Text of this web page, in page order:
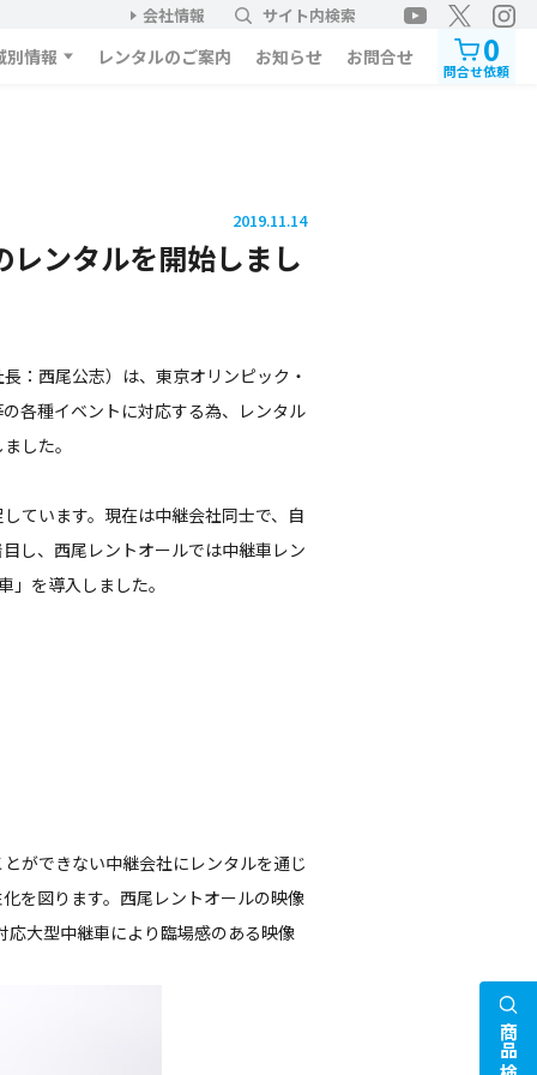
会社情報 サイト内検索
別情報 レンタルのご案内 お知らせ お問合せ 0
問合せ依頼
2019.11.14
ンタルを開始しまし
：西尾公志）は、東京オリンピック・
各種イベントに対応する為、レンタル
した。
ています。現在は中継会社同士で、自
し、西尾レントオールでは中継車レン
を導入しました。
ができない中継会社にレンタルを通じ
を図ります。西尾レントオールの映像
大型中継車により臨場感のある映像